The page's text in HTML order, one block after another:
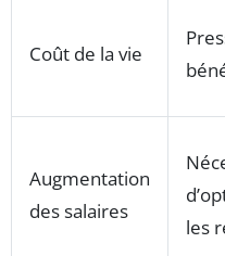
Coût de la vie
Augmentation
des salaires
les